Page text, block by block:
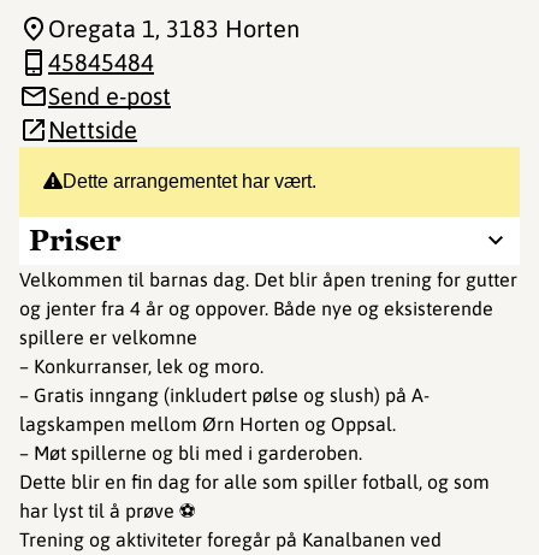
Dette arrangementet har vært.
Priser
Velkommen til barnas dag. Det blir åpen trening for gutter
og jenter fra 4 år og oppover. Både nye og eksisterende
spillere er velkomne
– Konkurranser, lek og moro.
– Gratis inngang (inkludert pølse og slush) på A-
lagskampen mellom Ørn Horten og Oppsal.
– Møt spillerne og bli med i garderoben.
Dette blir en fin dag for alle som spiller fotball, og som
har lyst til å prøve ⚽️
Trening og aktiviteter foregår på Kanalbanen ved
Oregata 1, 3183 Horten
45845484
Send e-post
Nettside